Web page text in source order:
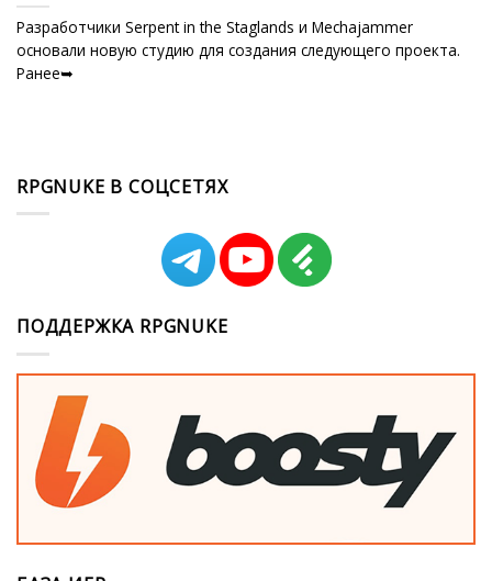
Разработчики Serpent in the Staglands и Mechajammer
основали новую студию для создания следующего проекта.
Ранее➥
RPGNUKE В СОЦСЕТЯХ
ПОДДЕРЖКА RPGNUKE